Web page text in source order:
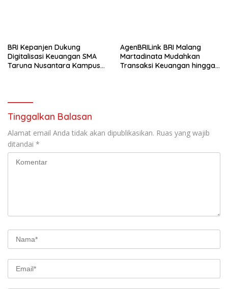
BRI Kepanjen Dukung
Digitalisasi Keuangan SMA
Taruna Nusantara Kampus
AgenBRILink BRI Malang
Martadinata Mudahkan
Transaksi Keuangan hingga
Tinggalkan Balasan
Alamat email Anda tidak akan dipublikasikan. Ruas yang wajib
ditandai *